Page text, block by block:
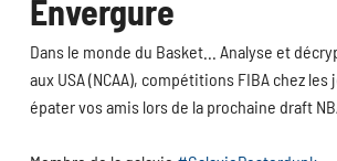
Envergure
Dans le monde du Basket... Analyse et
aux USA (NCAA), compétitions FIBA chez
épater vos amis lors de la prochaine draft